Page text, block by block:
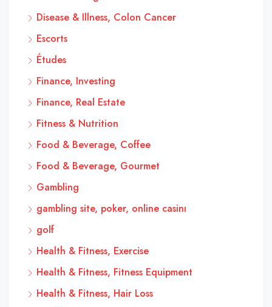
Disease & Illness, Colon Cancer
Escorts
Études
Finance, Investing
Finance, Real Estate
Fitness & Nutrition
Food & Beverage, Coffee
Food & Beverage, Gourmet
Gambling
gambling site, poker, online casinı
golf
Health & Fitness, Exercise
Health & Fitness, Fitness Equipment
Health & Fitness, Hair Loss